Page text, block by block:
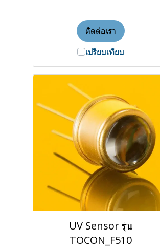
ติดต่อเรา
เปรียบเทียบ
UV Sensor รุ่น
TOCON_F510